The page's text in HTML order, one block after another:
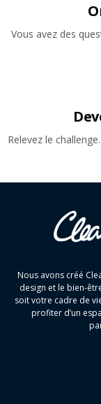
Vous avez des
Relevez le
Nous avons créé
design et le bien-
soit votre cadre de
profiter d’un